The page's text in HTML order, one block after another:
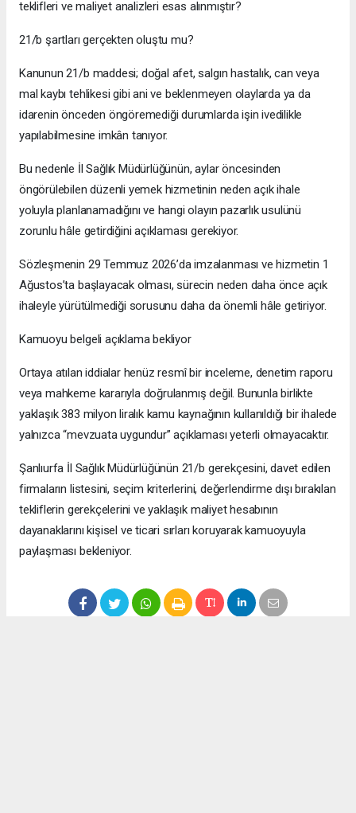
teklifleri ve maliyet analizleri esas alınmıştır?
21/b şartları gerçekten oluştu mu?
Kanunun 21/b maddesi; doğal afet, salgın hastalık, can veya
mal kaybı tehlikesi gibi ani ve beklenmeyen olaylarda ya da
idarenin önceden öngöremediği durumlarda işin ivedilikle
yapılabilmesine imkân tanıyor.
Bu nedenle İl Sağlık Müdürlüğünün, aylar öncesinden
öngörülebilen düzenli yemek hizmetinin neden açık ihale
yoluyla planlanamadığını ve hangi olayın pazarlık usulünü
zorunlu hâle getirdiğini açıklaması gerekiyor.
Sözleşmenin 29 Temmuz 2026’da imzalanması ve hizmetin 1
Ağustos’ta başlayacak olması, sürecin neden daha önce açık
ihaleyle yürütülmediği sorusunu daha da önemli hâle getiriyor.
Kamuoyu belgeli açıklama bekliyor
Ortaya atılan iddialar henüz resmî bir inceleme, denetim raporu
veya mahkeme kararıyla doğrulanmış değil. Bununla birlikte
yaklaşık 383 milyon liralık kamu kaynağının kullanıldığı bir ihalede
yalnızca “mevzuata uygundur” açıklaması yeterli olmayacaktır.
Şanlıurfa İl Sağlık Müdürlüğünün 21/b gerekçesini, davet edilen
firmaların listesini, seçim kriterlerini, değerlendirme dışı bırakılan
tekliflerin gerekçelerini ve yaklaşık maliyet hesabının
dayanaklarını kişisel ve ticari sırları koruyarak kamuoyuyla
paylaşması bekleniyor.